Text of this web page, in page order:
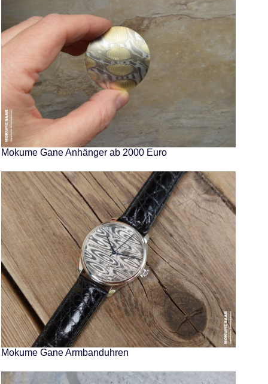
Mokume Gane Anhänger ab 2000 Euro
Mokume Gane Armbanduhren